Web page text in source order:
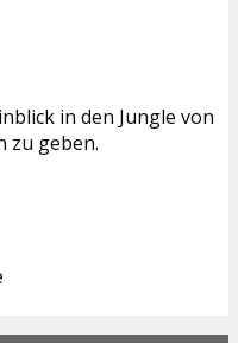
in den Jungle von
zu geben.